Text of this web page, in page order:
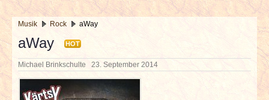
NEUESTE ARTIKEL
NEWS & DATES
Musik Rock aWay
aWay HOT
Michael Brinkschulte 23. September 2014